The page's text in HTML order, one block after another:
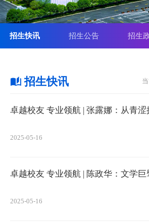
招生快讯 招生公告 招生
招生快讯
卓越校友 专业领航 | 张露娜：从青
2025-05-16
卓越校友 专业领航 | 陈政华：文学
2025-05-16